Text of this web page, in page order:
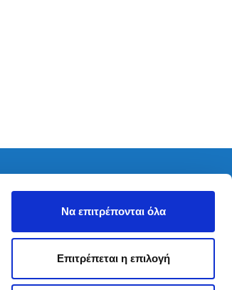
Να επιτρέπονται όλα
Επιτρέπεται η επιλογή
Ιστοτόπου
χρήσης ιστοτόπου
Cookies
απορρήτου